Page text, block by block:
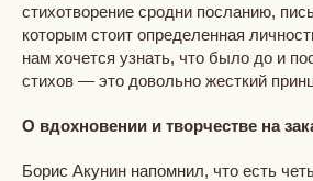
стихотворение сродни посланию,
которым стоит определенная
нам хочется узнать, что было до и
стихов — это довольно жесткий
О вдохновении и творчестве на
Борис Акунин напомнил, что есть